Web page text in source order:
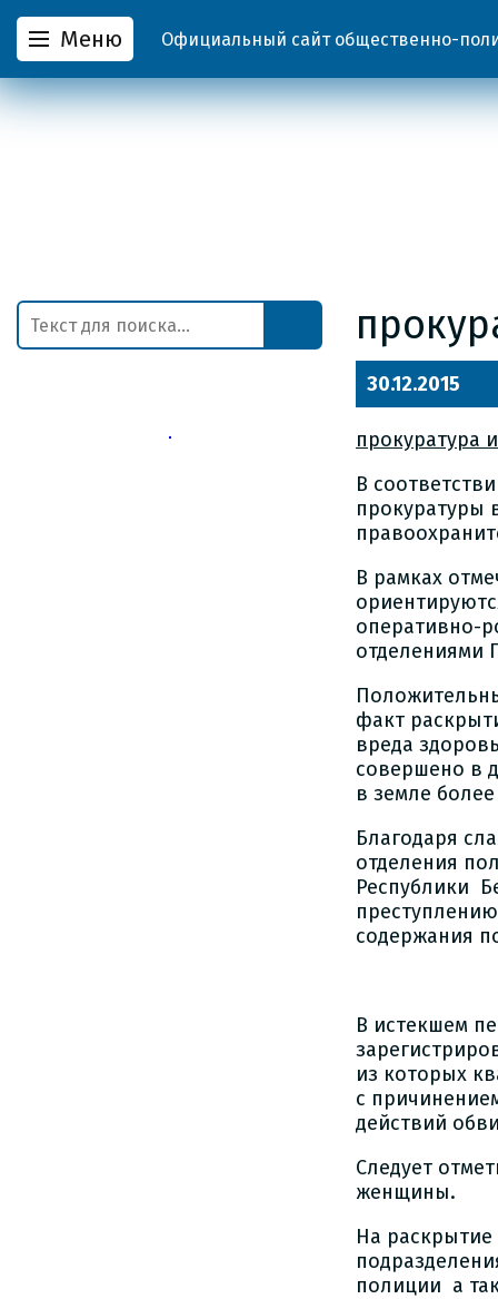
Меню Официальный сайт общественно-
30.12.2015
прокуратура
В
прокуратуры
В рамках
оперативно-
отделениями
факт
вреда
совершено в
в земле
Благодаря
отделения
Республики
содержания
В истекшем
из которых
с
действий
Следует
женщины.
На
полиции а